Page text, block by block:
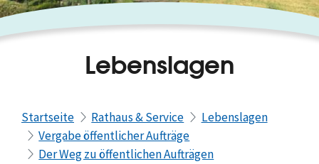
Lebenslagen
Startseite Rathaus & Service
Lebenslagen
Vergabe öffentlicher Aufträge
Der Weg zu öffentlichen Aufträgen